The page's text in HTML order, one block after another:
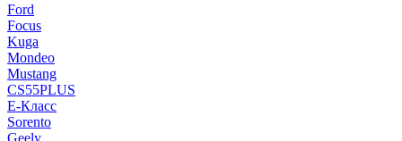
Ford
Focus
Kuga
Mondeo
Mustang
CS55PLUS
E-Класс
Sorento
Geely